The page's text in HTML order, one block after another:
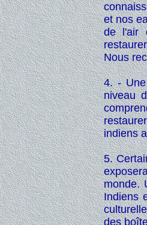
et nos
de l'air
Nous
4. -
niveau
indiens
5.
monde.
Indiens
des